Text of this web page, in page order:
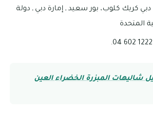
كريك كلوب، بور سعيد ـ إمارة دبي ـ دولة
المتحدة
شاليهات المبزرة الخضراء العين